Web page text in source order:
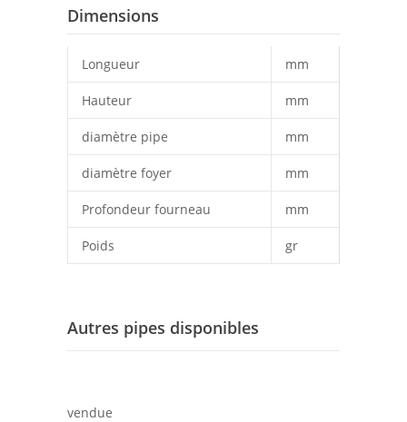
Dimensions
Longueur mm
Hauteur mm
diamètre pipe mm
diamètre foyer mm
Profondeur fourneau mm
Poids gr
Autres pipes disponibles
vendue